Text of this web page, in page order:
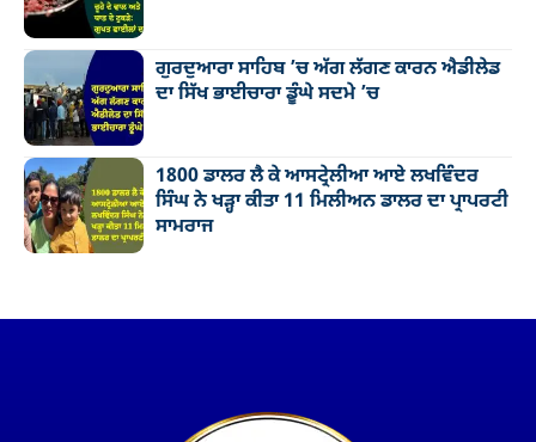
ਗੁਰਦੁਆਰਾ ਸਾਹਿਬ ’ਚ ਅੱਗ ਲੱਗਣ ਕਾਰਨ ਐਡੀਲੇਡ
ਦਾ ਸਿੱਖ ਭਾਈਚਾਰਾ ਡੂੰਘੇ ਸਦਮੇ ’ਚ
1800 ਡਾਲਰ ਲੈ ਕੇ ਆਸਟ੍ਰੇਲੀਆ ਆਏ ਲਖਵਿੰਦਰ
ਸਿੰਘ ਨੇ ਖੜ੍ਹਾ ਕੀਤਾ 11 ਮਿਲੀਅਨ ਡਾਲਰ ਦਾ ਪ੍ਰਾਪਰਟੀ
ਸਾਮਰਾਜ